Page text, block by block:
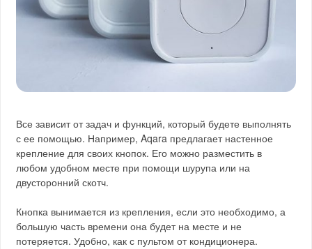
Все зависит от задач и функций, который будете выполнять
с ее помощью. Например, Aqara предлагает настенное
крепление для своих кнопок. Его можно разместить в
любом удобном месте при помощи шурупа или на
двусторонний скотч.
Кнопка вынимается из крепления, если это необходимо, а
большую часть времени она будет на месте и не
потеряется. Удобно, как с пультом от кондиционера.